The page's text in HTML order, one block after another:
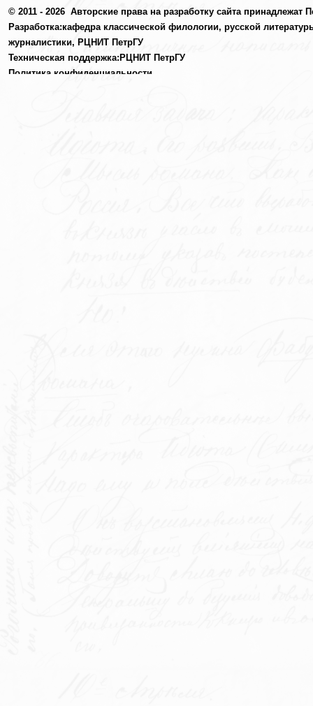
© 2011 - 2026 Авторские права на разработку сайта принадлежат
Разработка:кафедра классической филологии, русской
журналистики, РЦНИТ ПетрГУ
Техническая поддержка: РЦНИТ ПетрГУ
Политика конфиденциальности